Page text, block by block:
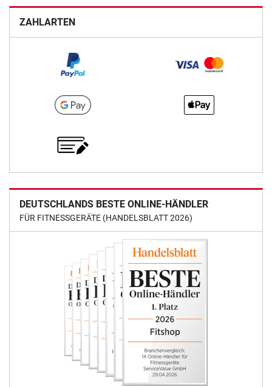
ZAHLARTEN
DEUTSCHLANDS BESTE ONLINE-HÄNDLER
FÜR FITNESSGERÄTE (HANDELSBLATT 2026)